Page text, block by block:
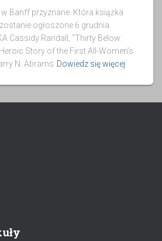
Banff przyznane. Która książka
ogłoszone 6 grudnia.
Cassidy Randall, “Thirty Below:
Story of the First All-Women’s
N. Abrams Dowiedz się więcej